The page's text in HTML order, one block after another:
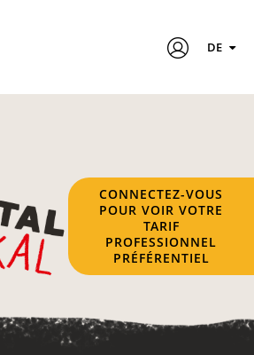
DE
CONNECTEZ-VOUS
POUR VOIR VOTRE
TARIF
PROFESSIONNEL
PRÉFÉRENTIEL